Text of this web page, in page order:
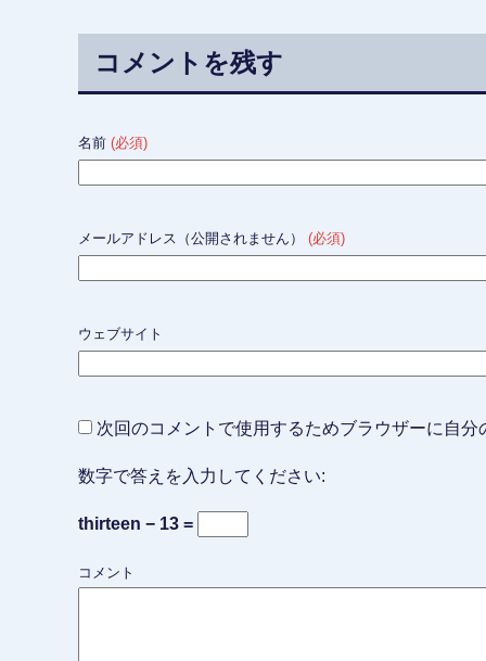
コメントを残す
名前 (必須)
メールアドレス（公開されません） (必須)
ウェブサイト
次回のコメントで使用するためブラウザーに自
数字で答えを入力してください:
thirteen − 13 =
コメント